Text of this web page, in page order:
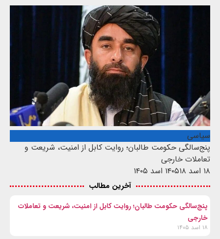
سیاسی
پنج‌سالگی حکومت طالبان؛ روایت کابل از امنیت، شریعت و
تعاملات خارجی
۱۸ اسد ۱۴۰۵
۱۸ اسد ۱۴۰۵
آخرین مطالب
پنج‌سالگی حکومت طالبان؛ روایت کابل از امنیت، شریعت و تعاملات
خارجی
۱۸ اسد ۱۴۰۵